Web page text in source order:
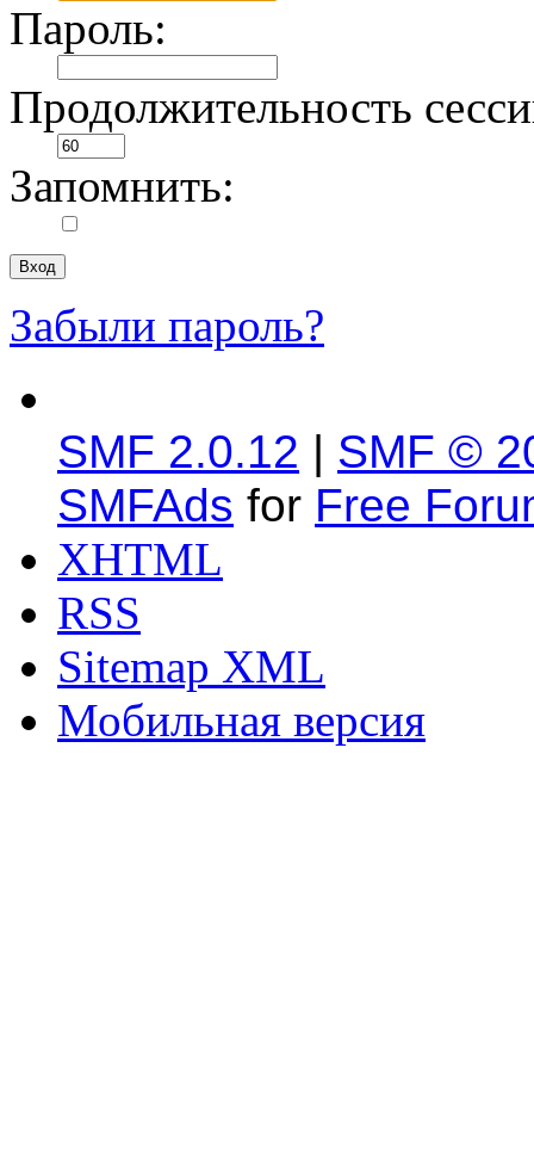
Пароль:
Продолжительность
Запомнить:
Забыли пароль?
SMF 2.0.12 | SMF ©
SMFAds for Free
XHTML
RSS
Sitemap XML
Мобильная версия